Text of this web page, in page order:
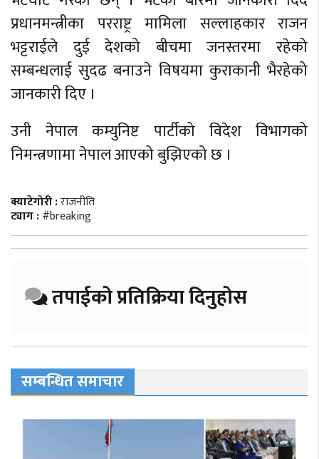
प्रधानमन्त्रीका परराष्ट्र मामिला सल्लाहकार राजन
भट्टराईले दुई देशको बीचमा जनस्तरमा रहेको
सम्बन्धलाई सुदढ बनाउने विषयमा कुराकानी भैरहेको
जानकारी दिए ।
उनी नेपाल कम्युनिष्ट पार्टीको विदेश विभागको
निमन्त्रणामा नेपाल आएको बुझिएको छ ।
क्याटेगोरी :राजनीति
ट्याग :#breaking
तपाईको प्रतिक्रिया दिनुहोस
सम्बन्धित समाचार